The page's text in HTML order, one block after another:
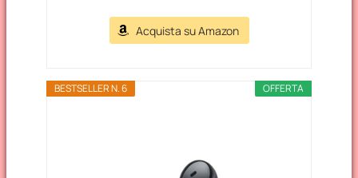
Acquista su Amazon
OFFERTA
BESTSELLER N. 6